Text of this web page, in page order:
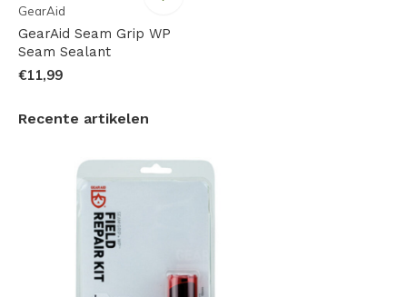
patch en zwarte repair patch
GearAid
GearAid Seam Grip WP
Seam Sealant
€11,99
Recente artikelen